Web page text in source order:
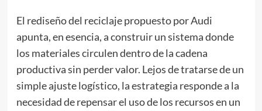
El rediseño del reciclaje propuesto por Audi
apunta, en esencia, a construir un sistema donde
los materiales circulen dentro de la cadena
productiva sin perder valor. Lejos de tratarse de un
simple ajuste logístico, la estrategia responde a la
necesidad de repensar el uso de los recursos en un